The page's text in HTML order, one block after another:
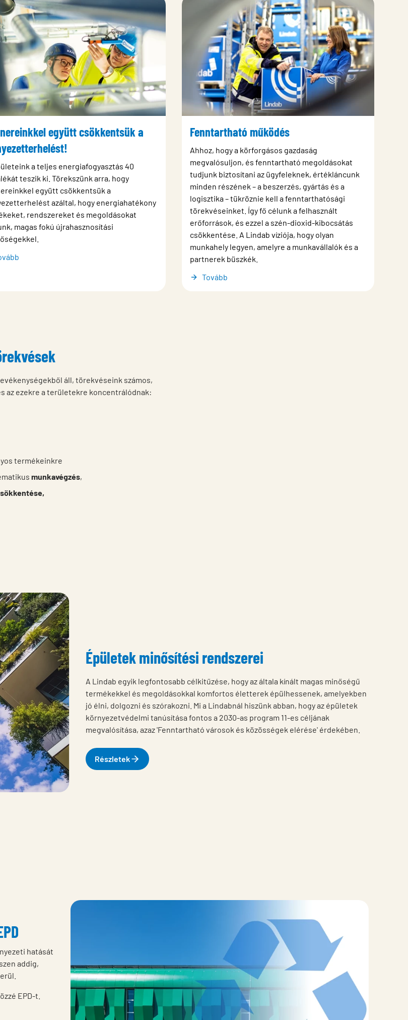
együtt csökkentsük a
a teljes energiafogyasztás 40
teszik ki. Törekszünk arra, hogy
együtt csökkentsük a
azáltal, hogy energiahatékony
rendszereket és megoldásokat
magas fokú újrahasznosítási
Fenntartható működés
Ahhoz, hogy a körforgásos gazdaság
megvalósuljon, és fenntartható megoldásokat
tudjunk biztosítani az ügyfeleknek, értékláncunk
minden részének – a beszerzés, gyártás és a
logisztika – tükröznie kell a fenntarthatósági
törekvéseinket. Így fő célunk a felhasznált
erőforrások, és ezzel a szén-dioxid-kibocsátás
csökkentése. A Lindab víziója, hogy olyan
munkahely legyen, amelyre a munkavállalók és a
partnerek büszkék.
Tovább
áll, törekvéseink számos,
az ezekre a területekre koncentrálódnak:
termékeinkre
munkavégzés,
Épületek minősítési rendszerei
A Lindab egyik legfontosabb célkitűzése, hogy az általa kínált magas minőségű
termékekkel és megoldásokkal komfortos életterek épülhessenek, amelyekben
jó élni, dolgozni és szórakozni. Mi a Lindabnál hiszünk abban, hogy az épületek
környezetvédelmi tanúsítása fontos a 2030-as program 11-es céljának
megvalósítása, azaz 'Fenntartható városok és közösségek elérése' érdekében.
Részletek
hatását
addig,
EPD-t.